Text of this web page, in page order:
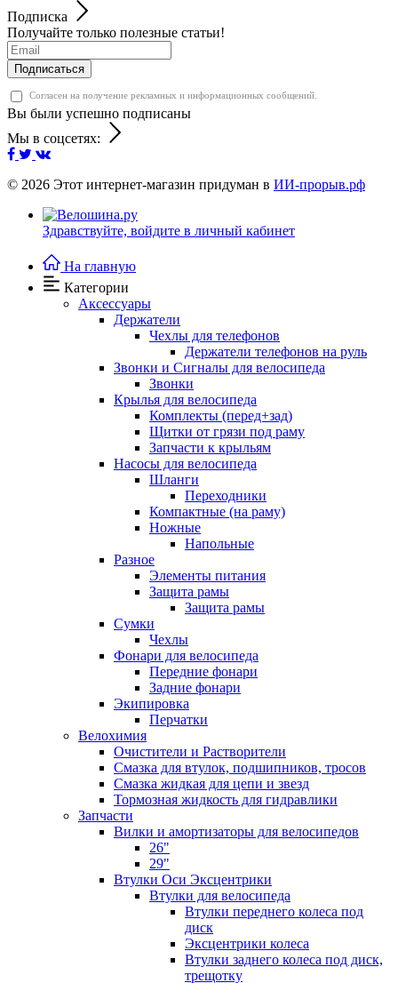
Подписка
Получайте только полезные статьи!
Подписаться
Согласен на получение рекламных и информационных сообщений.
Вы были успешно подписаны
Мы в соцсетях:
© 2026 Этот интернет-магазин придуман в ИИ-прорыв.рф
Здравствуйте, войдите в личный кабинет
На главную
Категории
Аксессуары
Держатели
Чехлы для телефонов
Держатели телефонов на руль
Звонки и Сигналы для велосипеда
Звонки
Крылья для велосипеда
Комплекты (перед+зад)
Щитки от грязи под раму
Запчасти к крыльям
Насосы для велосипеда
Шланги
Переходники
Компактные (на раму)
Ножные
Напольные
Разное
Элементы питания
Защита рамы
Защита рамы
Сумки
Чехлы
Фонари для велосипеда
Передние фонари
Задние фонари
Экипировка
Перчатки
Велохимия
Очистители и Растворители
Смазка для втулок, подшипников, тросов
Смазка жидкая для цепи и звезд
Тормозная жидкость для гидравлики
Запчасти
Вилки и амортизаторы для велосипедов
26"
29"
Втулки Оси Эксцентрики
Втулки для велосипеда
Втулки переднего колеса под
диск
Эксцентрики колеса
Втулки заднего колеса под диск,
трещотку